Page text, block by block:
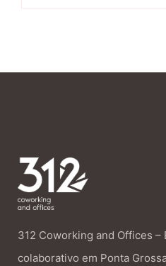
312 Coworking and Offices –
colaborativo em Ponta